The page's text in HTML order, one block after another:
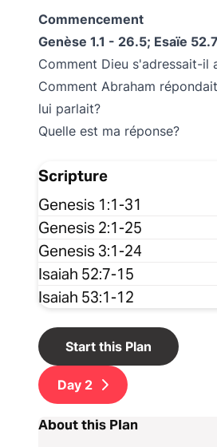
Commencement
Genèse 1.1 - 26.5; Esaïe
Comment Dieu s'adressait-il
Comment Abraham
lui parlait?
Quelle est ma réponse?
Scripture
Genesis 1:1-31
Genesis 2:1-25
Genesis 3:1-24
Isaiah 52:7-15
Isaiah 53:1-12
Start this Plan
Day 2
About this Plan